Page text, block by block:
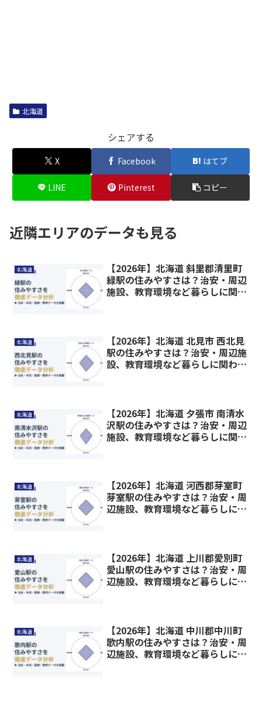
北海道
シェアする
X Facebook はてブ
LINE Pinterest コピー
近隣エリアのデータも見る
北海道
【2026年】北海道 斜里郡清里町
緑駅の住みやすさは？治安・周辺
施設、教育環境など暮らしに関わ
北海道
【2026年】北海道 北見市 西北見
駅の住みやすさは？治安・周辺施
設、教育環境など暮らしに関わる
北海道
【2026年】北海道 夕張市 南清水
沢駅の住みやすさは？治安・周辺
施設、教育環境など暮らしに関わ
北海道
【2026年】北海道 河西郡芽室町
芽室駅の住みやすさは？治安・周
辺施設、教育環境など暮らしに関
北海道
【2026年】北海道 上川郡愛別町
愛山駅の住みやすさは？治安・周
辺施設、教育環境など暮らしに関
北海道
【2026年】北海道 中川郡中川町
歌内駅の住みやすさは？治安・周
辺施設、教育環境など暮らしに関